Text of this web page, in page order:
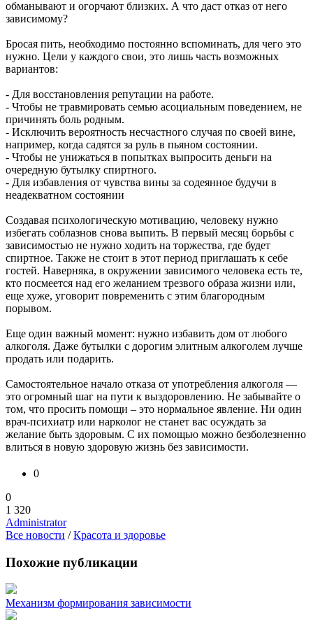
обманывают и огорчают близких. А что даст отказ от него
зависимому?
Бросая пить, необходимо постоянно вспоминать, для чего это
нужно. Цели у каждого свои, это лишь часть возможных
вариантов:
- Для восстановления репутации на работе.
- Чтобы не травмировать семью асоциальным поведением, не
причинять боль родным.
- Исключить вероятность несчастного случая по своей вине,
например, когда садятся за руль в пьяном состоянии.
- Чтобы не унижаться в попытках выпросить деньги на
очередную бутылку спиртного.
- Для избавления от чувства вины за содеянное будучи в
неадекватном состоянии
Создавая психологическую мотивацию, человеку нужно
избегать соблазнов снова выпить. В первый месяц борьбы с
зависимостью не нужно ходить на торжества, где будет
спиртное. Также не стоит в этот период приглашать к себе
гостей. Наверняка, в окружении зависимого человека есть те,
кто посмеется над его желанием трезвого образа жизни или,
еще хуже, уговорит повременить с этим благородным
порывом.
Еще один важный момент: нужно избавить дом от любого
алкоголя. Даже бутылки с дорогим элитным алкоголем лучше
продать или подарить.
Самостоятельное начало отказа от употребления алкоголя —
это огромный шаг на пути к выздоровлению. Не забывайте о
том, что просить помощи – это нормальное явление. Ни один
врач-психиатр или нарколог не станет вас осуждать за
желание быть здоровым. С их помощью можно безболезненно
влиться в новую здоровую жизнь без зависимости.
0
0
1 320
Administrator
Все новости /Красота и здоровье
Похожие публикации
Механизм формирования зависимости